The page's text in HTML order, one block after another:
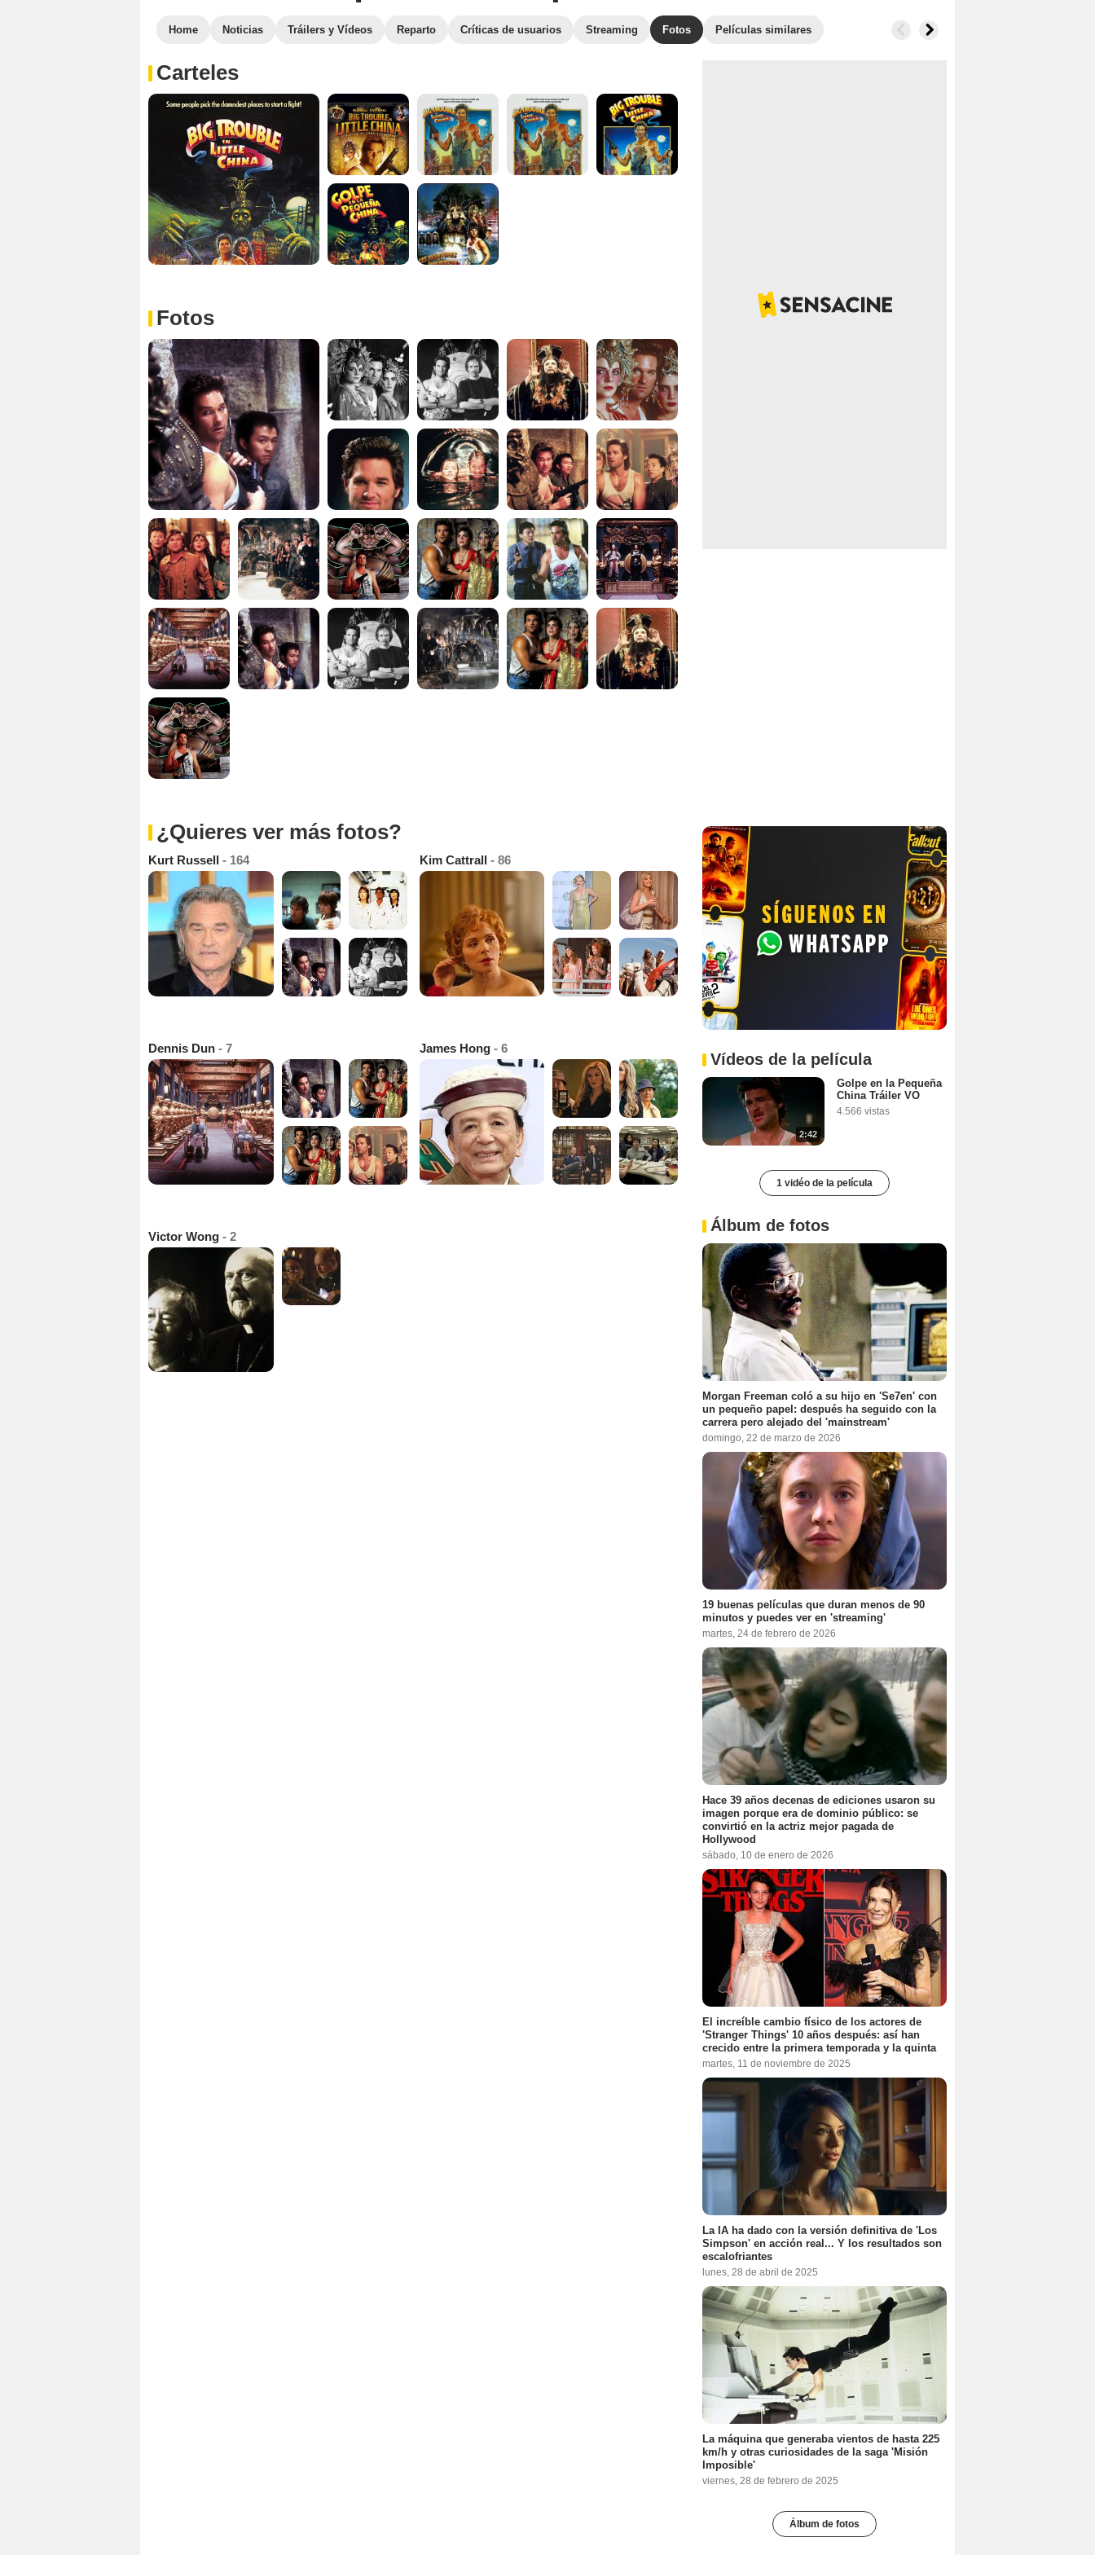
Home Noticias Tráilers y Vídeos Reparto Críticas de usuarios Streaming Fotos Películas similares
Carteles
Fotos
¿Quieres ver más fotos?
Kurt Russell - 164 Kim Cattrall - 86
Dennis Dun - 7 James Hong - 6
Victor Wong - 2
Vídeos de la película
2:42
Golpe en la Pequeña
China Tráiler VO
4.566 vistas
1 vidéo de la película
Álbum de fotos
Morgan Freeman coló a su hijo en 'Se7en' con
un pequeño papel: después ha seguido con la
carrera pero alejado del 'mainstream'
domingo, 22 de marzo de 2026
19 buenas películas que duran menos de 90
minutos y puedes ver en 'streaming'
martes, 24 de febrero de 2026
Hace 39 años decenas de ediciones usaron su
imagen porque era de dominio público: se
convirtió en la actriz mejor pagada de
Hollywood
sábado, 10 de enero de 2026
El increíble cambio físico de los actores de
'Stranger Things' 10 años después: así han
crecido entre la primera temporada y la quinta
martes, 11 de noviembre de 2025
La IA ha dado con la versión definitiva de 'Los
Simpson' en acción real... Y los resultados son
escalofriantes
lunes, 28 de abril de 2025
La máquina que generaba vientos de hasta 225
km/h y otras curiosidades de la saga 'Misión
Imposible'
viernes, 28 de febrero de 2025
Álbum de fotos